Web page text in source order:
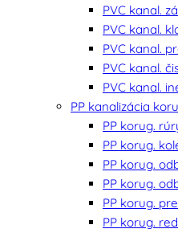
PVC kanal.
PVC kanal.
PVC kanal.
PVC kanal.
PVC kanal.
PP kanalizácia
PP korug.
PP korug.
PP korug.
PP korug.
PP korug.
PP korug.